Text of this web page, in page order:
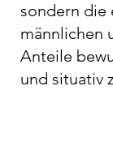
sondern die
männlichen
Anteile
und situativ